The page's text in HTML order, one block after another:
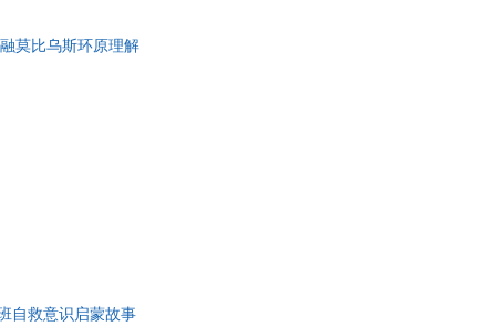
莫比乌斯环原理解
自救意识启蒙故事